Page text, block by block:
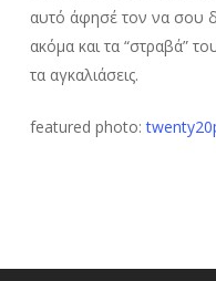
αυτό άφησέ τον να σου
ακόμα και τα “στραβά”
τα αγκαλιάσεις.
featured photo: